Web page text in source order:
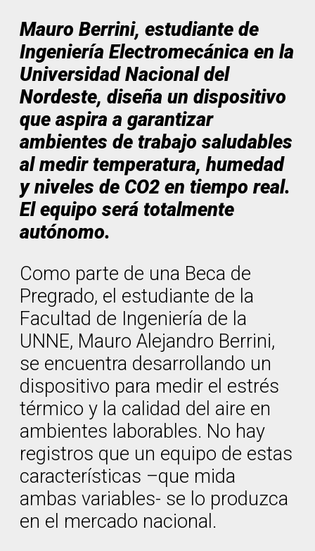
Mauro Berrini, estudiante de
Ingeniería Electromecánica en la
Universidad Nacional del
Nordeste, diseña un dispositivo
que aspira a garantizar
ambientes de trabajo saludables
al medir temperatura, humedad
y niveles de CO2 en tiempo real.
El equipo será totalmente
autónomo.
Como parte de una Beca de
Pregrado, el estudiante de la
Facultad de Ingeniería de la
UNNE, Mauro Alejandro Berrini,
se encuentra desarrollando un
dispositivo para medir el estrés
térmico y la calidad del aire en
ambientes laborables. No hay
registros que un equipo de estas
características –que mida
ambas variables- se lo produzca
en el mercado nacional.